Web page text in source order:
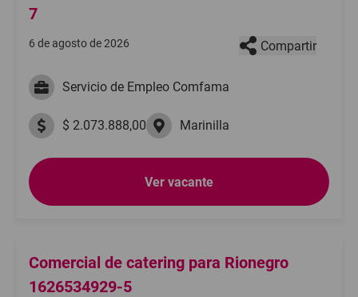
7
6 de agosto de 2026 Compartir
Servicio de Empleo Comfama
$ 2.073.888,00 Marinilla
Ver vacante
Comercial de catering para Rionegro
1626534929-5